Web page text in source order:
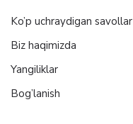
Ko’p uchraydigan savollar
Biz haqimizda
Yangiliklar
Bog’lanish